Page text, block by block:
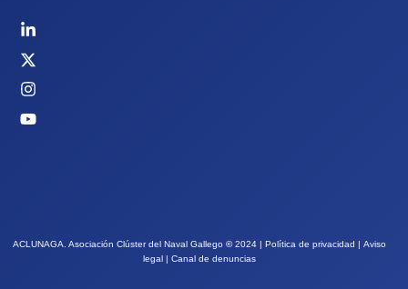
ACLUNAGA. Asociación Clúster del Naval Gallego ©2024 | Política de privacidad
Aviso
legal
Canal de denuncias